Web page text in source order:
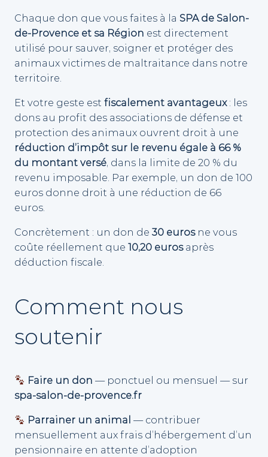
Chaque don que vous faites à la SPA de Salon-
de-Provence et sa Région est directement
utilisé pour sauver, soigner et protéger des
animaux victimes de maltraitance dans notre
territoire.
Et votre geste est fiscalement avantageux: les
dons au profit des associations de défense et
protection des animaux ouvrent droit à une
réduction d’impôt sur le revenu égale à 66 %
du montant versé, dans la limite de 20 % du
revenu imposable. Par exemple, un don de 100
euros donne droit à une réduction de 66
euros.
Concrètement : un don de 30 eurosne vous
coûte réellement que 10,20 eurosaprès
déduction fiscale.
Comment nous
soutenir
Faire un don — ponctuel ou mensuel — sur
spa-salon-de-provence.fr
Parrainer un animal — contribuer
mensuellement aux frais d’hébergement d’un
pensionnaire en attente d’adoption